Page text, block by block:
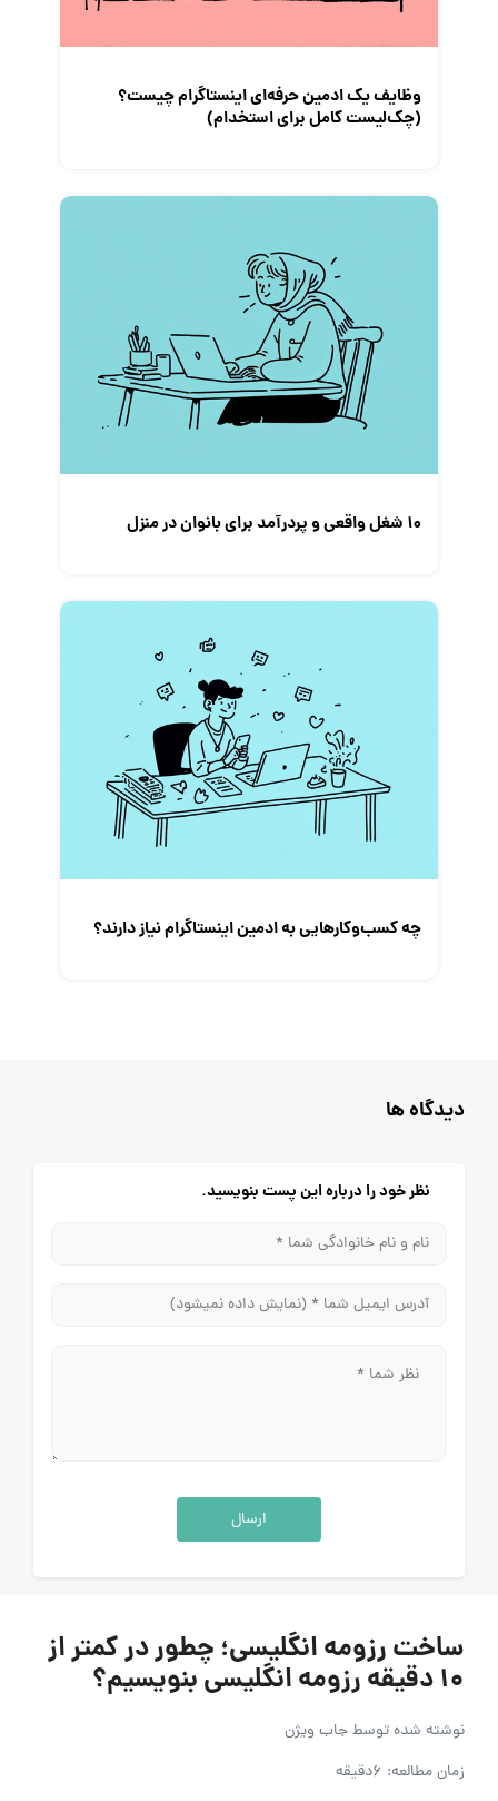
وظایف یک ادمین حرفه‌ای اینستاگرام چیست؟
(چک‌لیست کامل برای استخدام)
۱۰ شغل واقعی و پردرآمد برای بانوان در منزل
چه کسب‌و‌کارهایی به ادمین اینستاگرام نیاز دارند؟
دیدگاه ها
نظر خود را درباره این پست بنویسید.
ارسال
ساخت رزومه انگلیسی؛ چطور در کمتر از
۱۰ دقیقه رزومه انگلیسی بنویسیم؟
نوشته شده توسطجاب ویژن
زمان مطالعه: 6دقیقه